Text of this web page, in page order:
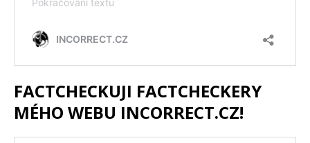
FACTCHECKUJI FACTCHECKERY
MÉHO WEBU INCORRECT.CZ!